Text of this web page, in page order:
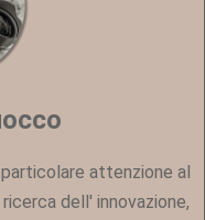
attenzione al
dell' innovazione,